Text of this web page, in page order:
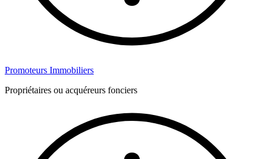
Promoteurs Immobiliers
Propriétaires ou acquéreurs fonciers